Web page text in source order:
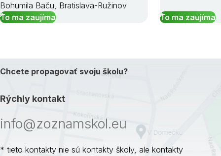
Bohumila Baču, Bratislava-Ružinov
To ma zaujíma
To ma zaujíma
Chcete propagovať svoju školu?
Rýchly kontakt
info@zoznamskol.eu
* tieto kontakty nie sú kontakty školy, ale kontakty